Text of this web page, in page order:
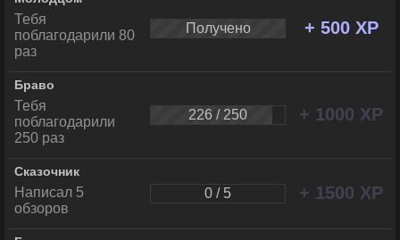
Тебя
поблагодарили 80
раз
Получено + 500 XP
Браво
Тебя
поблагодарили
250 раз
226 / 250 + 1000 XP
Сказочник
Написал 5
обзоров
0 / 5 + 1500 XP